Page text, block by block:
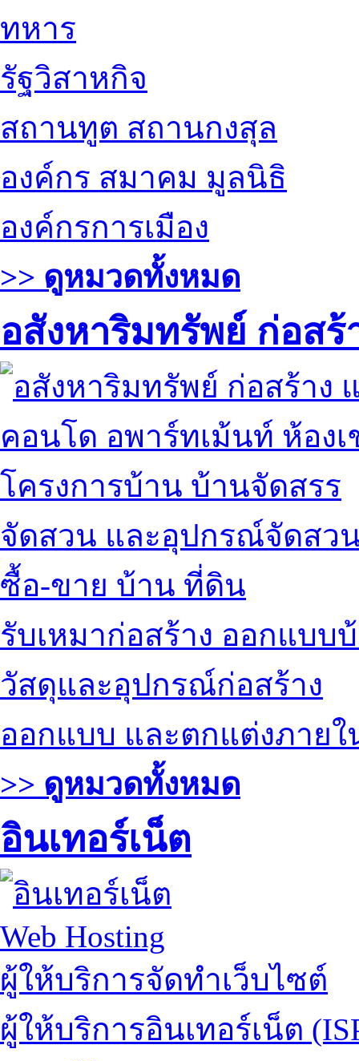
ทหาร
รัฐวิสาหกิจ
สถานทูต สถานกงสุล
องค์กร สมาคม มูลนิธิ
องค์กรการเมือง
>> ดูหมวดทั้งหมด
อสังหาริมทรัพย์ ก่อส
คอนโด อพาร์ทเม้นท์ ห้องเ
โครงการบ้าน บ้านจัดสรร
จัดสวน และอุปกรณ์จัดสว
ซื้อ-ขาย บ้าน ที่ดิน
รับเหมาก่อสร้าง ออกแบบ
วัสดุและอุปกรณ์ก่อสร้าง
ออกแบบ และตกแต่งภายใ
>> ดูหมวดทั้งหมด
อินเทอร์เน็ต
Web Hosting
ผู้ให้บริการจัดทำเว็บไซต์
ผู้ให้บริการอินเทอร์เน็ต